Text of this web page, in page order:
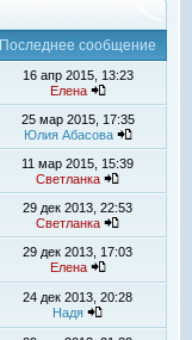
Последнее сообщение
16 апр 2015, 13:23
Елена
25 мар 2015, 17:35
Юлия Абасова
11 мар 2015, 15:39
Светланка
29 дек 2013, 22:53
Светланка
29 дек 2013, 17:03
Елена
24 дек 2013, 20:28
Надя